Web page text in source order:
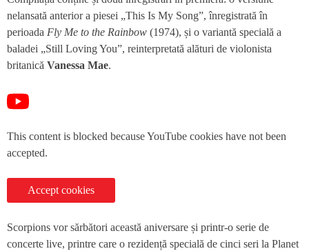
nelansată anterior a piesei „This Is My Song”, înregistrată în
perioada Fly Me to the Rainbow (1974), și o variantă specială a
baladei „Still Loving You”, reinterpretată alături de violonista
britanică Vanessa Mae.
This content is blocked because YouTube cookies have not been
accepted.
Accept cookies
Scorpions vor sărbători această aniversare și printr-o serie de
concerte live, printre care o rezidență specială de cinci seri la Planet